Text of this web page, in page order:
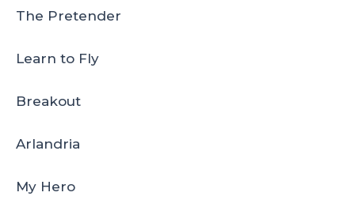
The Pretender
Learn to Fly
Breakout
Arlandria
My Hero